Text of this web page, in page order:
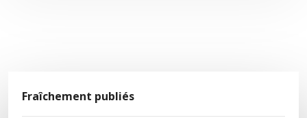
Fraîchement publiés